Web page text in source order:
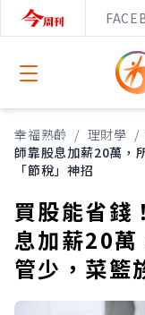
Open menu
幸福熟齡 / 理財學 /
師靠股息加薪20萬，
「節稅」神招
買股能省錢
息加薪20萬
管少，菜籃